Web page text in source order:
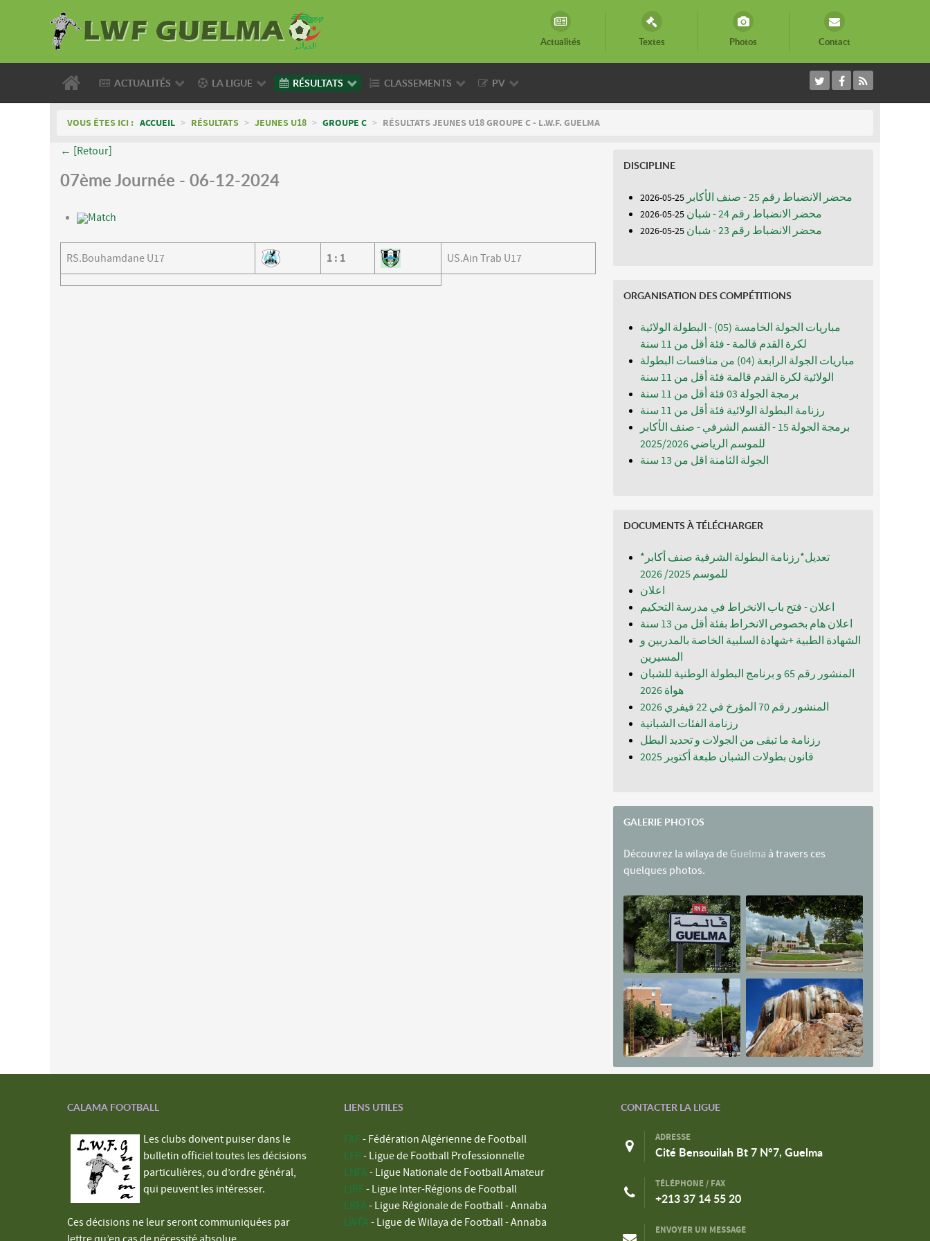
Actualités Textes Photos Contact
ACTUALITÉS LA LIGUE RÉSULTATS CLASSEMENTS PV
VOUS ÊTES ICI : ACCUEIL > RÉSULTATS > JEUNES U18 > GROUPE C > RÉSULTATS JEUNES U18 GROUPE C - L.W.F. GUELMA
← [Retour]
07ème Journée - 06-12-2024
Match
RS.Bouhamdane U17 1 : 1 US.Ain Trab U17
DISCIPLINE
محضر الانضباط رقم 25 - صنف الأكابر 25-05-2026
محضر الانضباط رقم 24 - شبان 25-05-2026
محضر الانضباط رقم 23 - شبان 25-05-2026
ORGANISATION DES COMPÉTITIONS
مباريات الجولة الخامسة (05) - البطولة الولائية
لكرة القدم قالمة - فئة أقل من 11 سنة
مباريات الجولة الرابعة (04) من منافسات البطولة
الولائية لكرة القدم قالمة فئة أقل من 11 سنة
برمجة الجولة 03 فئة أقل من 11 سنة
رزنامة البطولة الولائية فئة أقل من 11 سنة
برمجة الجولة 15 - القسم الشرفي - صنف الأكابر
للموسم الرياضي 2025/2026
الجولة الثامنة اقل من 13 سنة
DOCUMENTS À TÉLÉCHARGER
*تعديل*رزنامة البطولة الشرفية صنف أكابر
للموسم 2025/ 2026
اعلان
اعلان - فتح باب الانخراط في مدرسة التحكيم
اعلان هام بخصوص الانخراط بفئة أقل من 13 سنة
الشهادة الطبية +شهادة السلبية الخاصة بالمدربين و
المسيرين
المنشور رقم 65 و برنامج البطولة الوطنية للشبان
المنشور رقم 70 المؤرخ في 22 فيفري 2026
رزنامة الفئات الشبانية
رزنامة ما تبقى من الجولات و تحديد البطل
قانون بطولات الشبان طبعة أكتوبر 2025
GALERIE PHOTOS
Découvrez la wilaya de Guelma à travers ces
quelques photos.
CALAMA FOOTBALL
Les clubs doivent puiser dans le
bulletin officiel toutes les décisions
particulières, ou d’ordre général,
qui peuvent les intéresser.
Ces décisions ne leur seront communiquées par
LIENS UTILES
FAF - Fédération Algérienne de Football
LFP - Ligue de Football Professionnelle
LNFA - Ligue Nationale de Football Amateur
LIRF - Ligue Inter-Régions de Football
LRFA - Ligue Régionale de Football - Annaba
LWFA - Ligue de Wilaya de Football - Annaba
CONTACTER LA LIGUE
ADRESSE
Cité Bensouilah Bt 7 N°7, Guelma
TÉLÉPHONE / FAX
+213 37 14 55 20
ENVOYER UN MESSAGE